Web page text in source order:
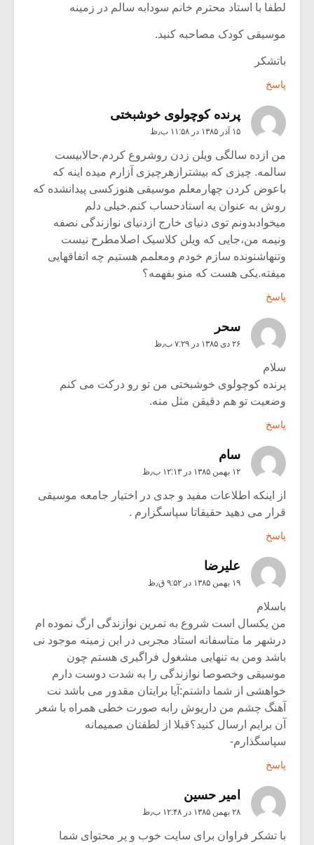
لطفا با استاد محترم خانم سودابه سالم در زمینه
موسیقی کودک مصاحبه کنید.
باتشکر
پاسخ
پرنده کوچولوی خوشبختی
۱۵ آذر ۱۳۸۵ در ۱۱:۵۸ ب٫ظ
من ازده سالگی ویلن زدن روشروع کردم.حالابیست
سالمه. چیزی که بیشترازهرچیزی آزارم میده اینه که
باعوض کردن چهارمعلم موسیقی هنوزکسی پیدانشده که
روش به عنوان یه استادحساب کنم.خیلی دلم
میخوادبدونم توی دنیای خارج ازدنیای نوازندگی نصفه
ونیمه من،جایی که ویلن کلاسیک اصلامطرح نیست
وتنهاشنونده سازم خودم ومعلمم هستیم چه اتفاقهایی
میفته.یکی هست که منو بفهمه؟
پاسخ
سحر
۲۶ دی ۱۳۸۵ در ۷:۲۹ ب٫ظ
سلام
پرنده کوچولوی خوشبختی من تو رو درکت می کنم
وضعیت تو هم دقیقن مثل منه.
پاسخ
سام
۱۲ بهمن ۱۳۸۵ در ۱۲:۱۳ ب٫ظ
از اینکه اطلاعات مفید و جدی در اختیار جامعه موسیقی
قرار می دهید حقیقاتا سپاسگزارم .
پاسخ
علیرضا
۱۹ بهمن ۱۳۸۵ در ۹:۵۲ ق٫ظ
باسلام
من یکسال است شروع به تمرین نوازندگی ارگ نموده ام
درشهر ما متاسفانه استاد مجربی در این زمینه موجود نی
باشد ومن به تنهایی مشغول فراگیری هستم چون
موسیقی وخصوصا نوازندگی را به شدت دوست دارم
خواهشی از شما داشتم:آیا برایتان مقدور می باشد نت
آهنگ چشم من داریوش رابه صورت خطی همراه با شعر
آن برایم ارسال کنید؟قبلا از لطفتان صمیمانه
سپاسگذارم-
پاسخ
امیر حسین
۲۸ بهمن ۱۳۸۵ در ۱۲:۴۸ ب٫ظ
با تشکر فراوان برای سایت خوب و پر محتوای شما